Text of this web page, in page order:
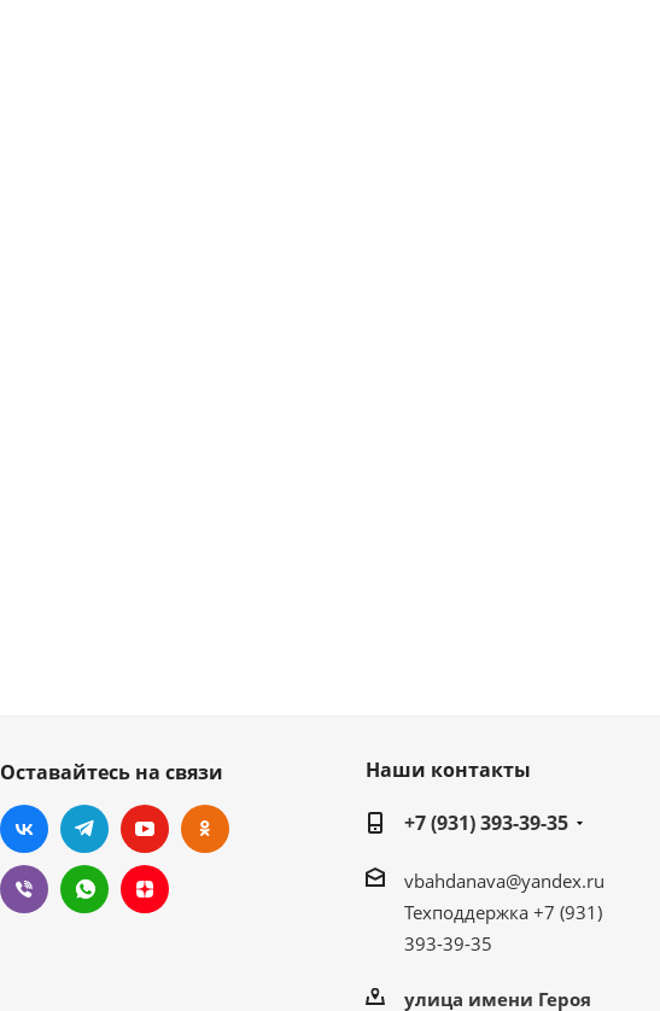
Оставайтесь на связи
Наши контакты
+7 (931) 393-39-35
vbahdanava@yandex.ru
Техподдержка +7 (931)
393-39-35
улица имени Героя